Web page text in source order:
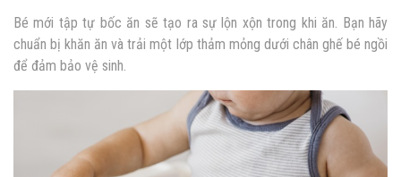
Bé mới tập tự bốc ăn sẽ tạo ra sự lộn xộn trong khi ăn. Bạn hãy
chuẩn bị khăn ăn và trải một lớp thảm mỏng dưới chân ghế bé ngồi
để đảm bảo vệ sinh.